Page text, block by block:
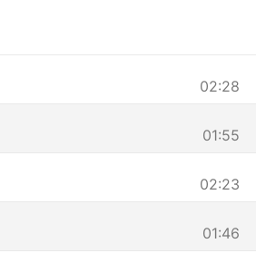
02:28
01:55
02:23
01:46